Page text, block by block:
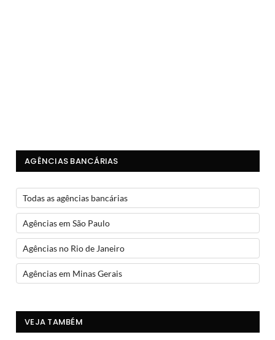
AGÊNCIAS BANCÁRIAS
Todas as agências bancárias
Agências em São Paulo
Agências no Rio de Janeiro
Agências em Minas Gerais
VEJA TAMBÉM